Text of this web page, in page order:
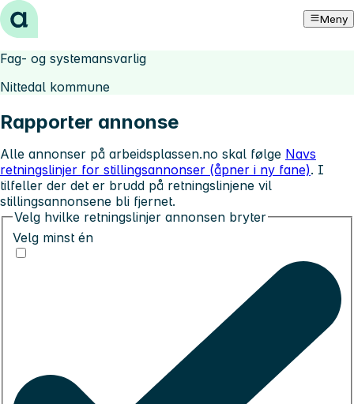
Hopp til innhold Meny
Fag- og systemansvarlig
Nittedal kommune
Rapporter annonse
Alle annonser på arbeidsplassen.no skal følge Navs
retningslinjer for stillingsannonser (åpner i ny fane). I
tilfeller der det er brudd på retningslinjene vil
stillingsannonsene bli fjernet.
Velg hvilke retningslinjer annonsen bryter
Velg minst én